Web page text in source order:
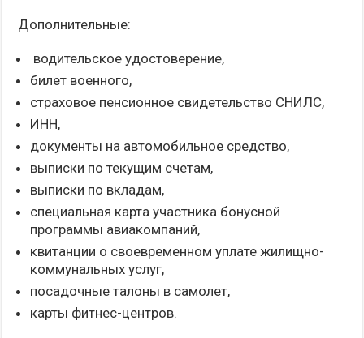
Дополнительные:
водительское удостоверение,
билет военного,
страховое пенсионное свидетельство СНИЛС,
ИНН,
документы на автомобильное средство,
выписки по текущим счетам,
выписки по вкладам,
специальная карта участника бонусной
программы авиакомпаний,
квитанции о своевременном уплате жилищно-
коммунальных услуг,
посадочные талоны в самолет,
карты фитнес-центров.